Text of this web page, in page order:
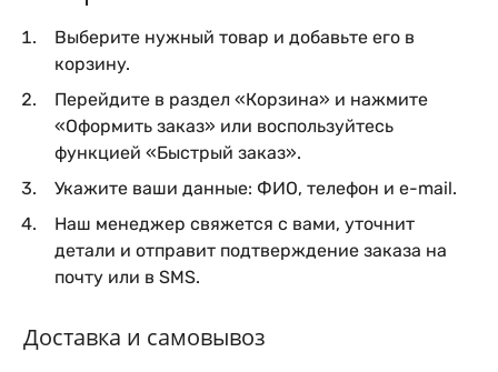
Выберите нужный товар и добавьте его в
корзину.
Перейдите в раздел «Корзина» и нажмите
«Оформить заказ» или воспользуйтесь
функцией «Быстрый заказ».
Укажите ваши данные: ФИО, телефон и e-mail.
Наш менеджер свяжется с вами, уточнит
детали и отправит подтверждение заказа на
почту или в SMS.
Доставка и самовывоз